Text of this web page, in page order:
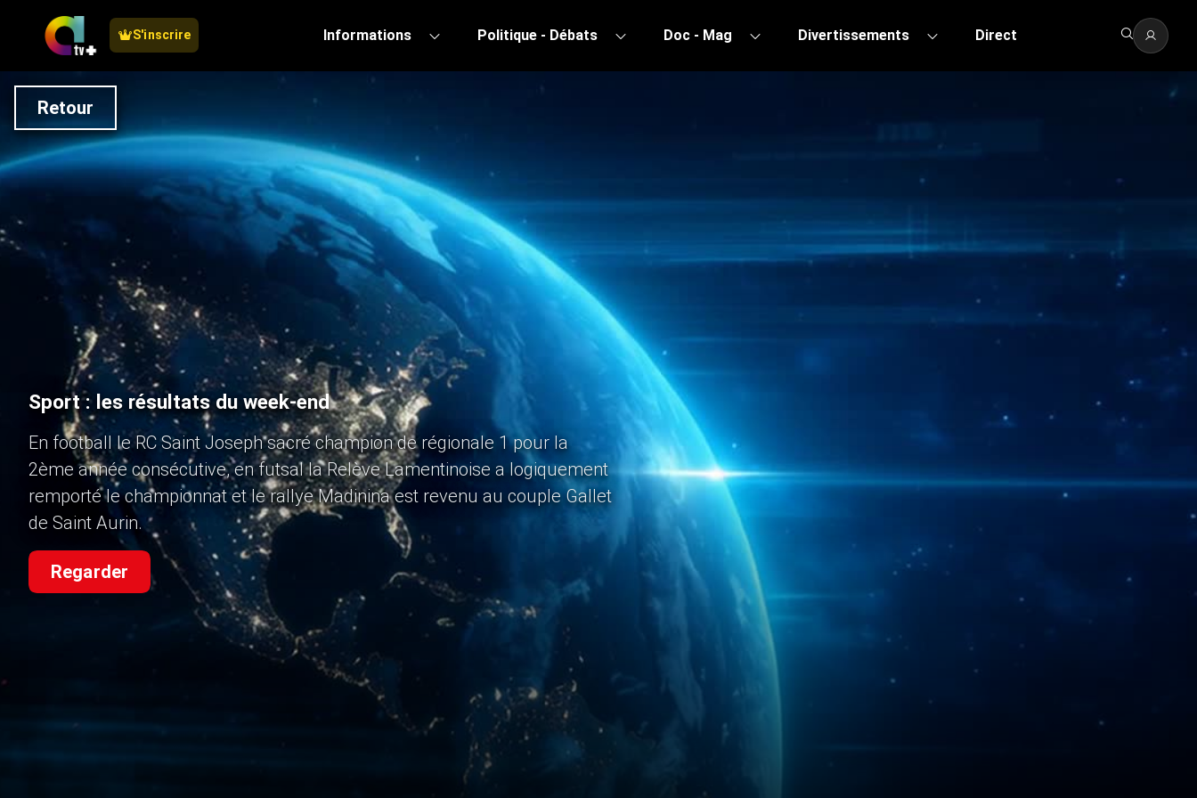
S'inscrire Informations Politique - Débats Doc - Mag Divertissements Direct
Retour
Sport : les résultats du week-end
En football le RC Saint Joseph sacré champion de régionale 1 pour la
2ème année consécutive, en futsal la Relève Lamentinoise a logiquement
remporté le championnat et le rallye Madinina est revenu au couple Gallet
de Saint Aurin.
Regarder